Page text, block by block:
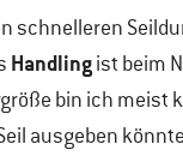
schnelleren
Handlingist beim
bin ich meist
ausgeben